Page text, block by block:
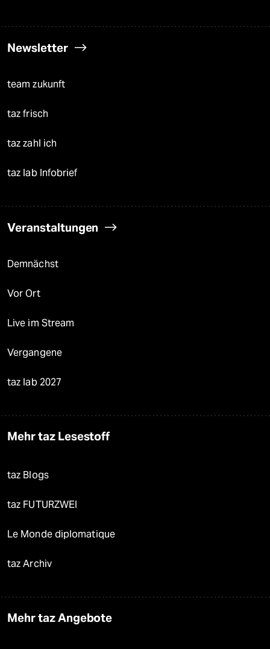
Newsletter
team zukunft
taz frisch
taz zahl ich
taz lab Infobrief
Veranstaltungen
Demnächst
Vor Ort
Live im Stream
Vergangene
taz lab 2027
Mehr taz Lesestoff
taz Blogs
taz FUTURZWEI
Le Monde diplomatique
taz Archiv
Mehr taz Angebote